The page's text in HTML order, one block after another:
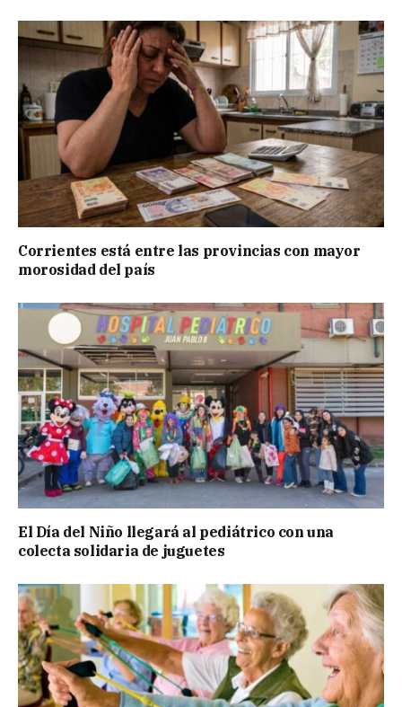
Corrientes está entre las provincias con mayor
morosidad del país
El Día del Niño llegará al pediátrico con una
colecta solidaria de juguetes